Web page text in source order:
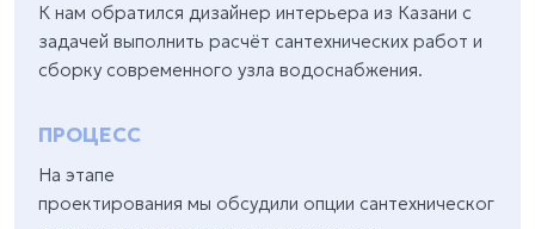
К нам обратился дизайнер интерьера из Казани с
задачей выполнить расчёт сантехнических работ и
сборку современного узла водоснабжения.
ПРОЦЕСС
На этапе
проектирования мы обсудили опции сантехническог